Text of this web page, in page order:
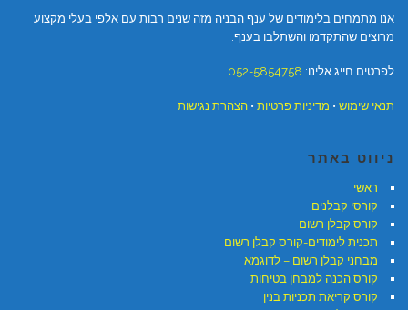
אנו מתמחים בלימודים של ענף הבניה מזה שנים רבות עם אלפי בעלי מקצוע
מרוצים שהתקדמו והשתלבו בענף.
לפרטים חייג אלינו: 052-5854758
תנאי שימוש • מדיניות פרטיות • הצהרת נגישות
ניווט באתר
ראשי
קורסי קבלנים
קורס קבלן רשום
תכנית לימודים-קורס קבלן רשום
מבחני קבלן רשום – לדוגמא
קורס הכנה למבחן בטיחות
קורס קריאת תכניות בנין